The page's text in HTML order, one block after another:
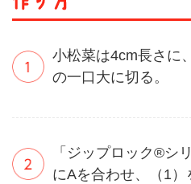
小松菜は4cm長さに
の一口大に切る。
「ジップロック®シ
にAを合わせ、（1